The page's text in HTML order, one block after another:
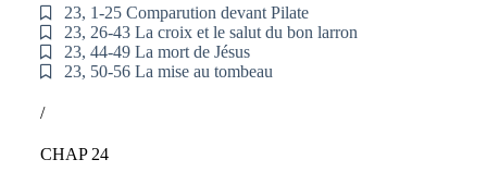
23, 1-25 Comparution devant Pilate
23, 26-43 La croix et le salut du bon larron
23, 44-49 La mort de Jésus
23, 50-56 La mise au tombeau
/
CHAP 24